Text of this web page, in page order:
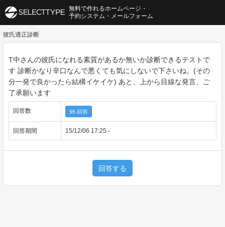
彼氏適正診断
T中さんの彼氏になれる素質があるか無いか診断できるテストで
す 診断かなり辛口なんで悪くても気にしないで下さいね。(その
分一発で良かったら結構イケイケ) あと、上から目線な発言、ご
了承願います
回答数 95 回答
回答期間 15/12/06 17:25 -
無料で作れるホームページ・
予約システム・メールフォーム